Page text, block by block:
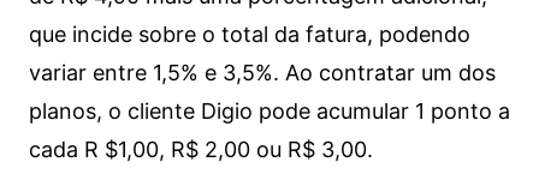
que incide sobre o total da fatura, podendo
variar entre 1,5% e 3,5%. Ao contratar um dos
planos, o cliente Digio pode acumular 1 ponto a
cada R $1,00, R$ 2,00 ou R$ 3,00.